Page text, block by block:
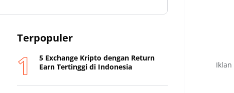
Terpopuler
5 Exchange Kripto dengan Return
Earn Tertinggi di Indonesia
Iklan